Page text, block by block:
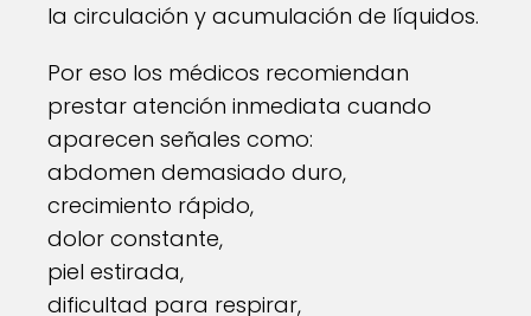
la circulación y acumulación de líquidos.
Por eso los médicos recomiendan
prestar atención inmediata cuando
aparecen señales como:
abdomen demasiado duro,
crecimiento rápido,
dolor constante,
piel estirada,
dificultad para respirar,